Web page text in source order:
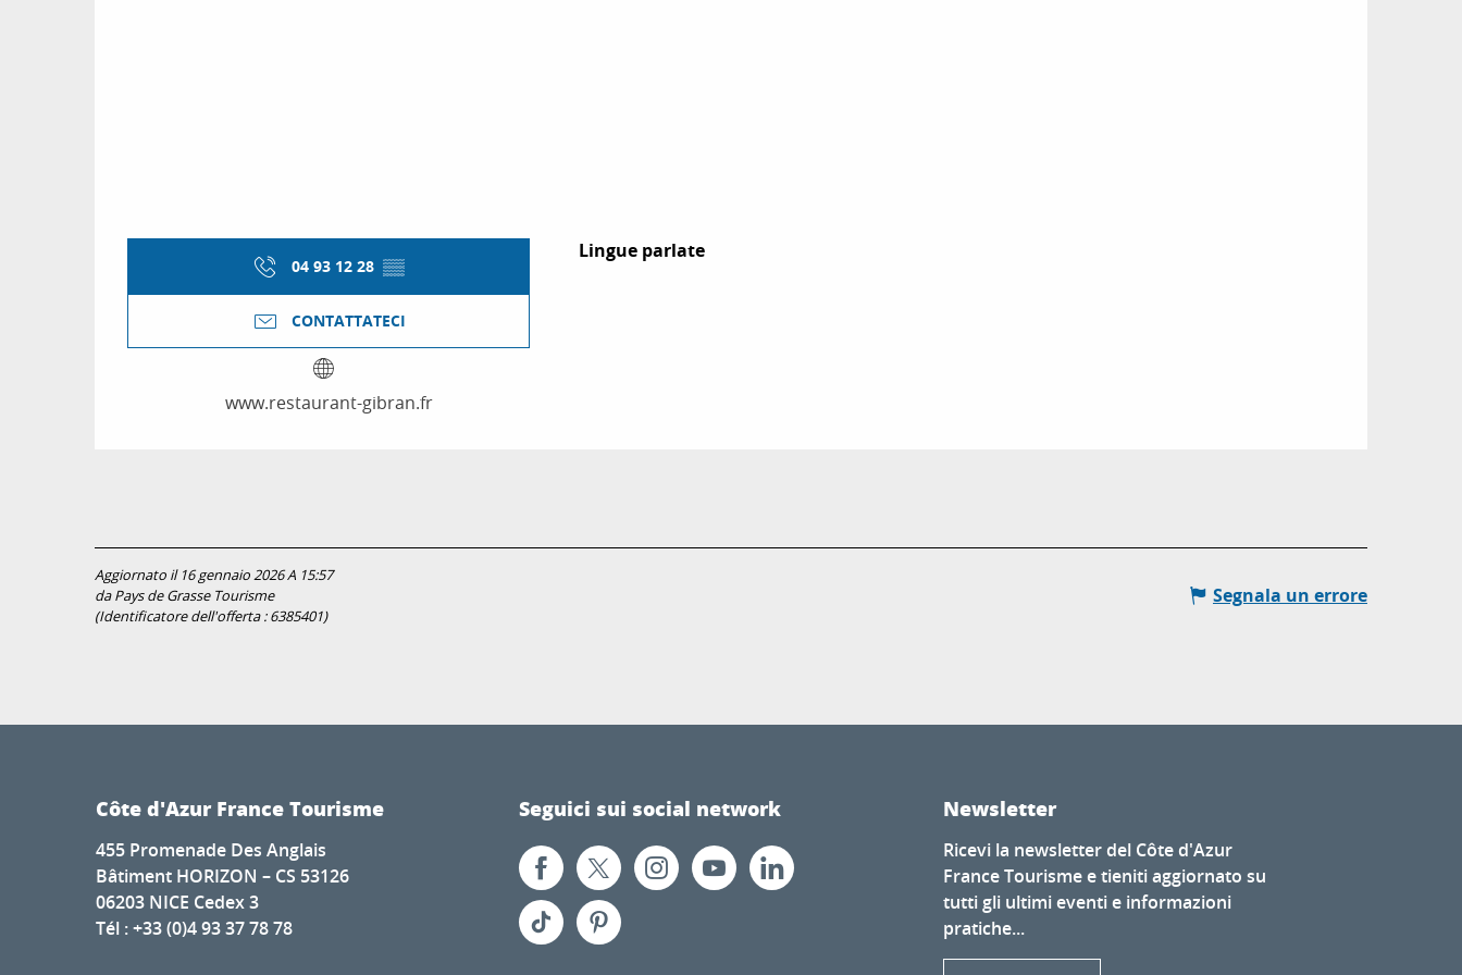
04 93 12 28 ▒▒
CONTATTATECI
www.restaurant-gibran.fr
Lingue parlate
Lingue parlate
Aggiornato il 16 gennaio 2026 A 15:57
da Pays de Grasse Tourisme
(Identificatore dell'offerta :6385401)
Segnala un errore
Côte d'Azur France Tourisme
455 Promenade Des Anglais
Bâtiment HORIZON – CS 53126
06203 NICE Cedex 3
Tél : +33 (0)4 93 37 78 78
Seguici sui social network Newsletter
Ricevi la newsletter del Côte d'Azur
France Tourisme e tieniti aggiornato su
tutti gli ultimi eventi e informazioni
pratiche...